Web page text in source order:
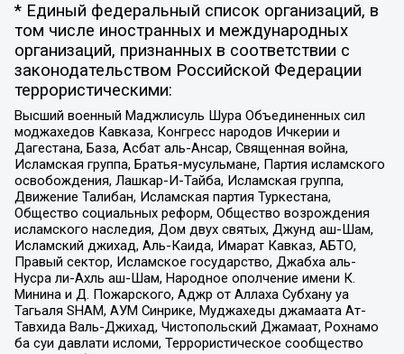
* Единый федеральный список организаций, в
том числе иностранных и международных
организаций, признанных в соответствии с
законодательством Российской Федерации
террористическими:
Высший военный Маджлисуль Шура Объединенных сил
моджахедов Кавказа, Конгресс народов Ичкерии и
Дагестана, База, Асбат аль-Ансар, Священная война,
Исламская группа, Братья-мусульмане, Партия исламского
освобождения, Лашкар-И-Тайба, Исламская группа,
Движение Талибан, Исламская партия Туркестана,
Общество социальных реформ, Общество возрождения
исламского наследия, Дом двух святых, Джунд аш-Шам,
Исламский джихад, Аль-Каида, Имарат Кавказ, АБТО,
Правый сектор, Исламское государство, Джабха аль-
Нусра ли-Ахль аш-Шам, Народное ополчение имени К.
Минина и Д. Пожарского, Аджр от Аллаха Субхану уа
Тагьаля SHAM, АУМ Синрике, Муджахеды джамаата Ат-
Тавхида Валь-Джихад, Чистопольский Джамаат, Рохнамо
ба суи давлати исломи, Террористическое сообщество